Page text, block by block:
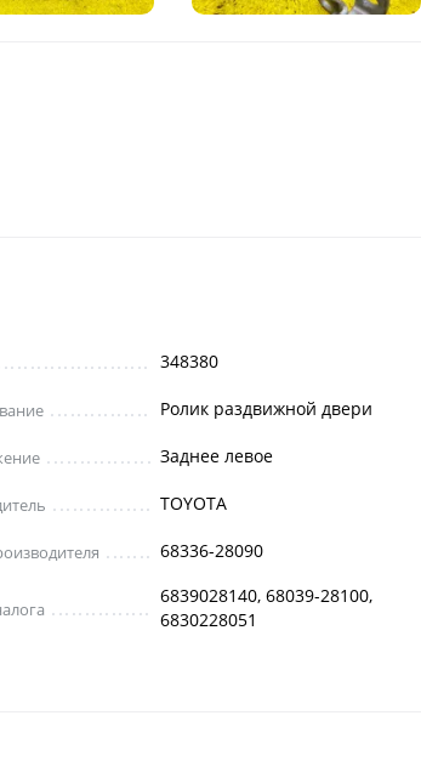
348380
Ролик раздвижной двери
Заднее левое
TOYOTA
68336-28090
6839028140, 68039-28100,
6830228051